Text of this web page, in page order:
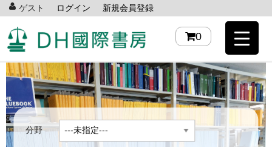
ゲスト ログイン 新規会員登録
0
分野